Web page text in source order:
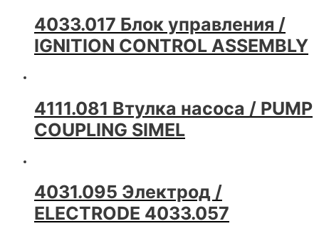
4033.017 Блок управления /
IGNITION CONTROL ASSEMBLY
4111.081 Втулка насоса / PUMP
COUPLING SIMEL
4031.095 Электрод /
ELECTRODE 4033.057